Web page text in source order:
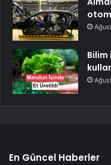
Bilim
En Güncel Haberler